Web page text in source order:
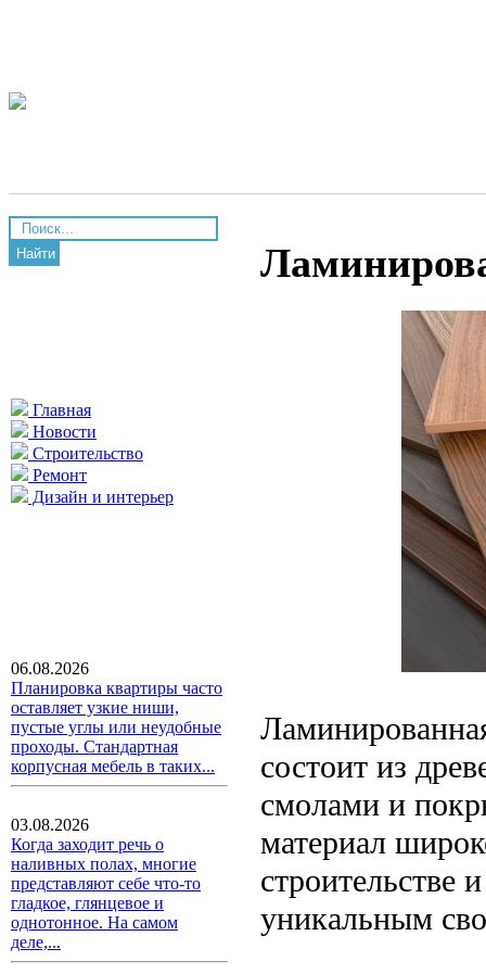
Найти
Главная
Новости
Строительство
Ремонт
Дизайн и интерьер
06.08.2026
Планировка квартиры часто
оставляет узкие ниши,
пустые углы или неудобные
проходы. Стандартная
корпусная мебель в таких...
03.08.2026
Когда заходит речь о
наливных полах, многие
представляют себе что-то
гладкое, глянцевое и
однотонное. На самом
деле,...
состоит из
смолами и
материал
строительстве
уникальным